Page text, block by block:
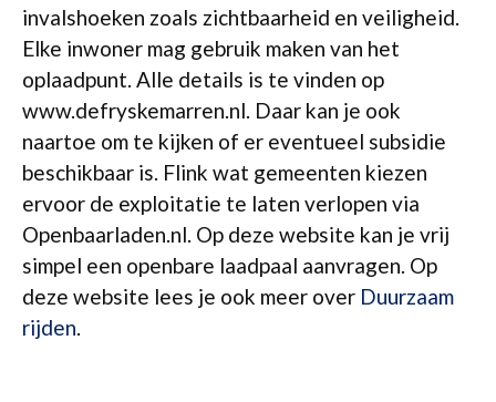
invalshoeken zoals zichtbaarheid en veiligheid.
Elke inwoner mag gebruik maken van het
oplaadpunt. Alle details is te vinden op
www.defryskemarren.nl. Daar kan je ook
naartoe om te kijken of er eventueel subsidie
beschikbaar is. Flink wat gemeenten kiezen
ervoor de exploitatie te laten verlopen via
Openbaarladen.nl. Op deze website kan je vrij
simpel een openbare laadpaal aanvragen. Op
deze website lees je ook meer over Duurzaam
rijden.